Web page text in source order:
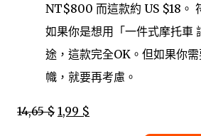
NT$800 而這款約 US $18。
如果你是想用「一件式摩托車
途，這款完全OK。但如果你
幟，就要再考慮。
14,65 $ 1,99 $